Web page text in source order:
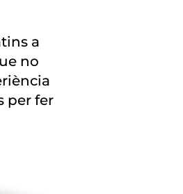
a
no
per fer